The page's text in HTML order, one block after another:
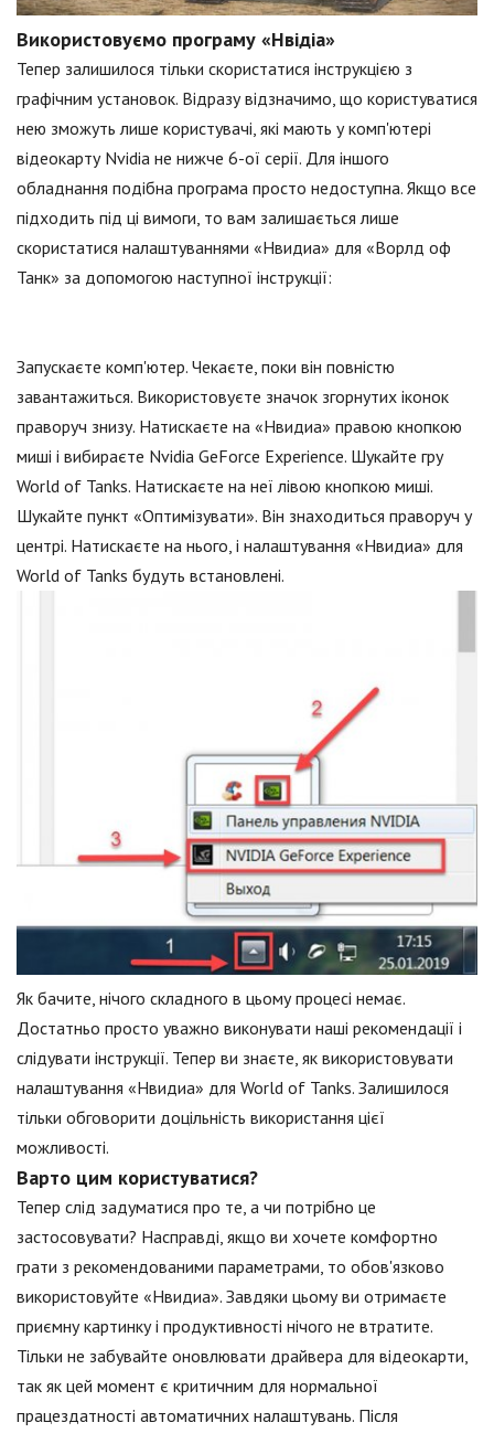
Використовуємо програму «Нвідіа»
Тепер залишилося тільки скористатися інструкцією з
графічним установок. Відразу відзначимо, що користуватися
нею зможуть лише користувачі, які мають у комп'ютері
відеокарту Nvidia не нижче 6-ої серії. Для іншого
обладнання подібна програма просто недоступна. Якщо все
підходить під ці вимоги, то вам залишається лише
скористатися налаштуваннями «Нвидиа» для «Ворлд оф
Танк» за допомогою наступної інструкції:
Запускаєте комп'ютер. Чекаєте, поки він повністю
завантажиться. Використовуєте значок згорнутих іконок
праворуч знизу. Натискаєте на «Нвидиа» правою кнопкою
миші і вибираєте Nvidia GeForce Experience. Шукайте гру
World of Tanks. Натискаєте на неї лівою кнопкою миші.
Шукайте пункт «Оптимізувати». Він знаходиться праворуч у
центрі. Натискаєте на нього, і налаштування «Нвидиа» для
World of Tanks будуть встановлені.
Як бачите, нічого складного в цьому процесі немає.
Достатньо просто уважно виконувати наші рекомендації і
слідувати інструкції. Тепер ви знаєте, як використовувати
налаштування «Нвидиа» для World of Tanks. Залишилося
тільки обговорити доцільність використання цієї
можливості.
Варто цим користуватися?
Тепер слід задуматися про те, а чи потрібно це
застосовувати? Насправді, якщо ви хочете комфортно
грати з рекомендованими параметрами, то обов'язково
використовуйте «Нвидиа». Завдяки цьому ви отримаєте
приємну картинку і продуктивності нічого не втратите.
Тільки не забувайте оновлювати драйвера для відеокарти,
так як цей момент є критичним для нормальної
працездатності автоматичних налаштувань. Після